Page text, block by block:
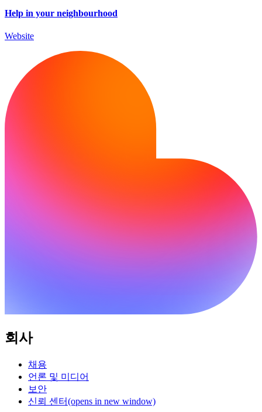
Help in your neighbourhood
Website
회사
채용
언론 및 미디어
보안
신뢰 센터(opens in new window)